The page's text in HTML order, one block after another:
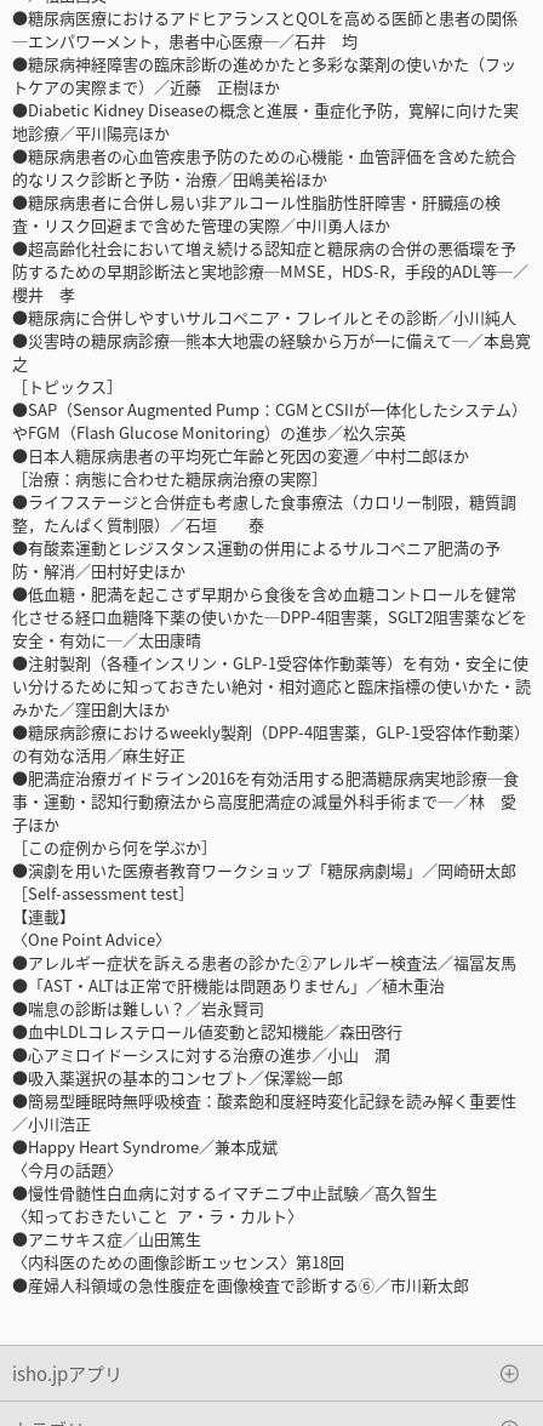
●糖尿病医療におけるアドヒアランスとQOLを高める医師と患者の関係
─エンパワーメント，患者中心医療─／石井 均
●糖尿病神経障害の臨床診断の進めかたと多彩な薬剤の使いかた（フッ
トケアの実際まで）／近藤 正樹ほか
●Diabetic Kidney Diseaseの概念と進展・重症化予防，寛解に向けた実
地診療／平川陽亮ほか
●糖尿病患者の心血管疾患予防のための心機能・血管評価を含めた統合
的なリスク診断と予防・治療／田嶋美裕ほか
●糖尿病患者に合併し易い非アルコール性脂肪性肝障害・肝臓癌の検
査・リスク回避まで含めた管理の実際／中川勇人ほか
●超高齢化社会において増え続ける認知症と糖尿病の合併の悪循環を予
防するための早期診断法と実地診療─MMSE，HDS-R，手段的ADL等─／
櫻井 孝
●糖尿病に合併しやすいサルコペニア・フレイルとその診断／小川純人
●災害時の糖尿病診療─熊本大地震の経験から万が一に備えて─／本島寛
之
［トピックス］
●SAP（Sensor Augmented Pump：CGMとCSIIが一体化したシステム）
やFGM（Flash Glucose Monitoring）の進歩／松久宗英
●日本人糖尿病患者の平均死亡年齢と死因の変遷／中村二郎ほか
［治療：病態に合わせた糖尿病治療の実際］
●ライフステージと合併症も考慮した食事療法（カロリー制限，糖質調
整，たんぱく質制限）／石垣 泰
●有酸素運動とレジスタンス運動の併用によるサルコペニア肥満の予
防・解消／田村好史ほか
●低血糖・肥満を起こさず早期から食後を含め血糖コントロールを健常
化させる経口血糖降下薬の使いかた─DPP-4阻害薬，SGLT2阻害薬などを
安全・有効に─／太田康晴
●注射製剤（各種インスリン・GLP-1受容体作動薬等）を有効・安全に使
い分けるために知っておきたい絶対・相対適応と臨床指標の使いかた・読
みかた／窪田創大ほか
●糖尿病診療におけるweekly製剤（DPP-4阻害薬，GLP-1受容体作動薬）
の有効な活用／麻生好正
●肥満症治療ガイドライン2016を有効活用する肥満糖尿病実地診療─食
事・運動・認知行動療法から高度肥満症の減量外科手術まで─／林 愛
子ほか
［この症例から何を学ぶか］
●演劇を用いた医療者教育ワークショップ「糖尿病劇場」／岡崎研太郎
［Self-assessment test］
【連載】
〈One Point Advice〉
●アレルギー症状を訴える患者の診かた②アレルギー検査法／福冨友馬
●「AST・ALTは正常で肝機能は問題ありません」／植木重治
●喘息の診断は難しい？／岩永賢司
●血中LDLコレステロール値変動と認知機能／森田啓行
●心アミロイドーシスに対する治療の進歩／小山 潤
●吸入薬選択の基本的コンセプト／保澤総一郎
●簡易型睡眠時無呼吸検査：酸素飽和度経時変化記録を読み解く重要性
／小川浩正
●Happy Heart Syndrome／兼本成斌
〈今月の話題〉
●慢性骨髄性白血病に対するイマチニブ中止試験／髙久智生
〈知っておきたいこと ア・ラ・カルト〉
●アニサキス症／山田篤生
〈内科医のための画像診断エッセンス〉第18回
●産婦人科領域の急性腹症を画像検査で診断する⑥／市川新太郎
isho.jpアプリ